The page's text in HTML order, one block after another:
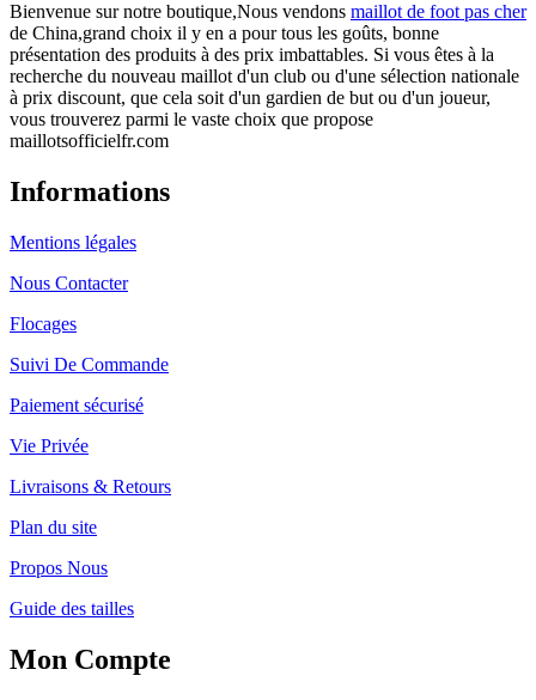
Bienvenue sur notre boutique,Nous vendons maillot de foot pas cher
de China,grand choix il y en a pour tous les goûts, bonne
présentation des produits à des prix imbattables. Si vous êtes à la
recherche du nouveau maillot d'un club ou d'une sélection nationale
à prix discount, que cela soit d'un gardien de but ou d'un joueur,
vous trouverez parmi le vaste choix que propose
maillotsofficielfr.com
Informations
Mentions légales
Nous Contacter
Flocages
Suivi De Commande
Paiement sécurisé
Vie Privée
Livraisons & Retours
Plan du site
Propos Nous
Guide des tailles
Mon Compte